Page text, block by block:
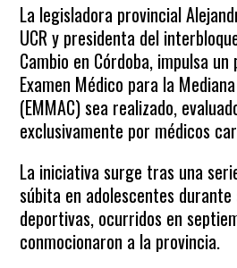
La legisladora provincial
UCR y presidenta del
Cambio en Córdoba, impulsa
Examen Médico para la
(EMMAC) sea realizado,
exclusivamente por médicos
La iniciativa surge tras una
súbita en adolescentes
deportivas, ocurridos en
conmocionaron a la provincia.